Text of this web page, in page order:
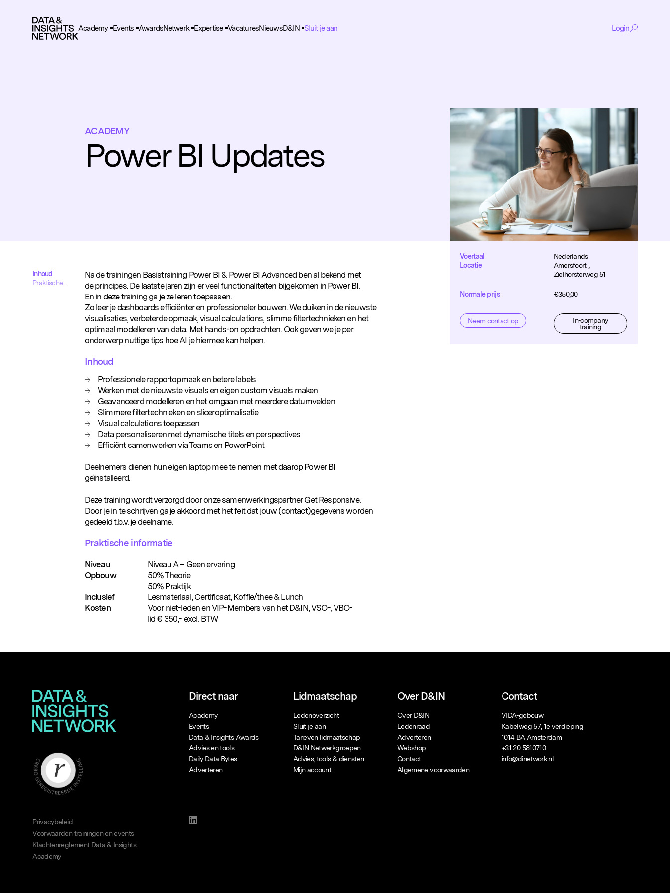
Academy Events AwardsNetwerk Expertise VacaturesNieuwsD&IN Sluit je aan Login
Populaire zoekopdrachten
ACADEMY
Power BI Updates
Inhoud
Praktische
Na de trainingen Basistraining Power BI & Power BI Advanced ben al bekend met
de principes. De laatste jaren zijn er veel functionaliteiten bijgekomen in Power BI.
En in deze training ga je ze leren toepassen.
Zo leer je dashboards efficiënter en professioneler bouwen. We duiken in de nieuwste
visualisaties, verbeterde opmaak, visual calculations, slimme filtertechnieken en het
optimaal modelleren van data. Met hands-on opdrachten. Ook geven we je per
onderwerp nuttige tips hoe AI je hiermee kan helpen.
Inhoud
Professionele rapportopmaak en betere labels
Werken met de nieuwste visuals en eigen custom visuals maken
Geavanceerd modelleren en het omgaan met meerdere datumvelden
Slimmere filtertechnieken en sliceroptimalisatie
Visual calculations toepassen
Data personaliseren met dynamische titels en perspectives
Efficiënt samenwerken via Teams en PowerPoint
Deelnemers dienen hun eigen laptop mee te nemen met daarop Power BI
geïnstalleerd.
Deze training wordt verzorgd door onze samenwerkingspartner Get Responsive.
Door je in te schrijven ga je akkoord met het feit dat jouw (contact)gegevens worden
gedeeld t.b.v. je deelname.
Praktische informatie
Niveau
Niveau A – Geen ervaring
Opbouw
50% Theorie
50% Praktijk
Inclusief
Lesmateriaal, Certificaat, Koffie/thee & Lunch
Kosten
Voor niet-leden en VIP-Members van het D&IN, VSO-, VBO-
lid € 350,- excl. BTW
Voertaal
Nederlands
Locatie
Amersfoort ,
Zielhorsterweg 51
Normale prijs €350,00
Neem contact op
In-company
training
Onze organisatie heeft recht op BTW-vrijstelling
Ik wil me inschrijven voor de D&IN nieuwsbrief
Direct naar
Academy
Events
Data & Insights Awards
Advies en tools
Daily Data Bytes
Adverteren
Lidmaatschap
Ledenoverzicht
Sluit je aan
Tarieven lidmaatschap
D&IN Netwerkgroepen
Advies, tools & diensten
Mijn account
Over D&IN
Over D&IN
Ledenraad
Adverteren
Webshop
Contact
Algemene voorwaarden
Contact
VIDA-gebouw
Kabelweg 57, 1e verdieping
1014 BA Amsterdam
+31 20 5810710
info@dinetwork.nl
Privacybeleid
Voorwaarden trainingen en events
Klachtenreglement Data & Insights
Academy
Deze worden gebruikt om je surfgedrag te volgen, zodat we gepersonaliseerde content
en advertenties kunnen tonen.